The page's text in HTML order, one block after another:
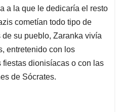
a la que le dedicaría el resto
cometían todo tipo de
su pueblo, Zaranka vivía
entretenido con los
fiestas dionisíacas o con las
de Sócrates.